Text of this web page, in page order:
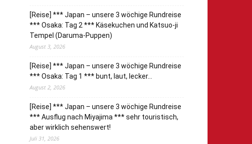
[Reise] *** Japan – unsere 3 wöchige Rundreise
*** Osaka: Tag 2 *** Käsekuchen und Katsuo-ji
Tempel (Daruma-Puppen)
August 3, 2026
[Reise] *** Japan – unsere 3 wöchige Rundreise
*** Osaka: Tag 1 *** bunt, laut, lecker…
August 2, 2026
[Reise] *** Japan – unsere 3 wöchige Rundreise
*** Ausflug nach Miyajima *** sehr touristisch,
aber wirklich sehenswert!
Juli 31, 2026